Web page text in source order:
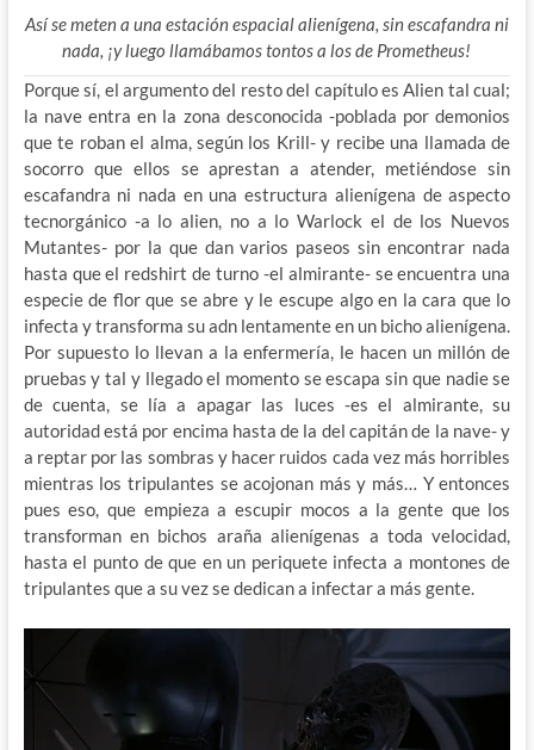
Así se meten a una estación espacial alienígena, sin escafandra ni
nada, ¡y luego llamábamos tontos a los de Prometheus!
Porque sí, el argumento del resto del capítulo es Alien tal cual;
la nave entra en la zona desconocida -poblada por demonios
que te roban el alma, según los Krill- y recibe una llamada de
socorro que ellos se aprestan a atender, metiéndose sin
escafandra ni nada en una estructura alienígena de aspecto
tecnorgánico -a lo alien, no a lo Warlock el de los Nuevos
Mutantes- por la que dan varios paseos sin encontrar nada
hasta que el redshirt de turno -el almirante- se encuentra una
especie de flor que se abre y le escupe algo en la cara que lo
infecta y transforma su adn lentamente en un bicho alienígena.
Por supuesto lo llevan a la enfermería, le hacen un millón de
pruebas y tal y llegado el momento se escapa sin que nadie se
de cuenta, se lía a apagar las luces -es el almirante, su
autoridad está por encima hasta de la del capitán de la nave- y
a reptar por las sombras y hacer ruidos cada vez más horribles
mientras los tripulantes se acojonan más y más… Y entonces
pues eso, que empieza a escupir mocos a la gente que los
transforman en bichos araña alienígenas a toda velocidad,
hasta el punto de que en un periquete infecta a montones de
tripulantes que a su vez se dedican a infectar a más gente.